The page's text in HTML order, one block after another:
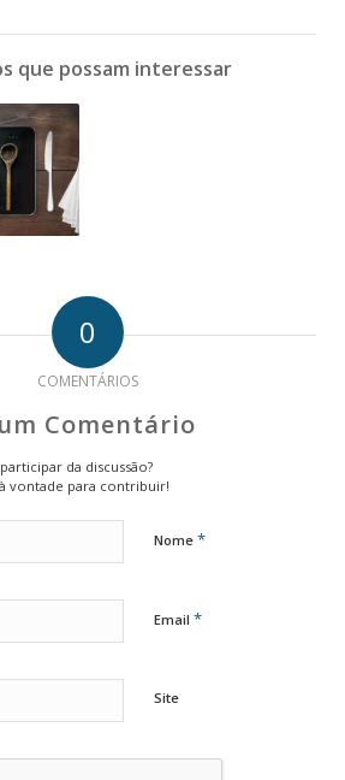
que possam interessar
0
COMENTÁRIOS
Comentário
da discussão?
vontade para contribuir!
Nome *
Email *
Site